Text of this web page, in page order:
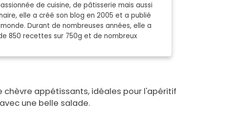
de cuisine, de pâtisserie mais aussi
elle a créé son blog en 2005 et a publié
Durant de nombreuses années, elle a
850 recettes sur 750g et de nombreux
chèvre appétissants, idéales pour l'apéritif
une belle salade.